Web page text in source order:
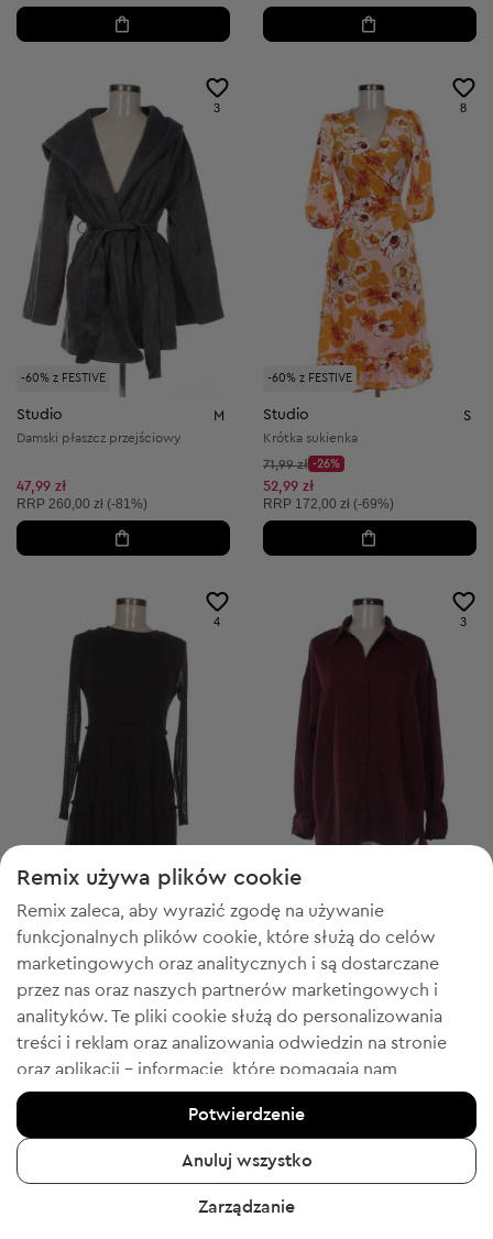
-60% z FESTIVE
3
Studio M
Damski płaszcz przejściowy
47,99 zł
Cena sugerowana:
RRP 260,00 zł (-81%)
-60% z FESTIVE
8
Studio S
Krótka sukienka
Cena początkowa:
71,99 zł
Discount Price:
-26%
Obniżona cena:
52,99 zł
Cena sugerowana:
RRP 172,00 zł (-69%)
4
Studio
Krótka sukienka
Cena sugerowana:
RRP172,00 zł (-88%)
3
Studio
Damska koszula z długim rękawem
Cena sugerowana:
RRP 109,00 zł (-75%)
9
Remix używa plików cookie
Remix zaleca, aby wyrazić zgodę na używanie
funkcjonalnych plików cookie, które służą do celów
marketingowych oraz analitycznych i są dostarczane
przez nas oraz naszych partnerów marketingowych i
analityków. Te pliki cookie służą do personalizowania
treści i reklam oraz analizowania odwiedzin na stronie
oraz aplikacji - informacje, które pomagają nam
pokazywać Tobie produkty, które Tobie się spodobają.
Jeśli się zgadzasz, potwierdź, klikając przycisk „Tak,
zgadzam się”.
Aby uzyskać więcej informacji, kliknij „Chcę uzyskać
więcej informacji” lub przejdź do „Polityki prywatności i
Potwierdzenie
Anuluj wszystko
Zarządzanie